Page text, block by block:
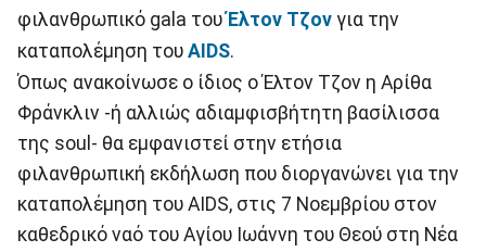
φιλανθρωπικό gala τουΈλτον Τζον για την
καταπολέμηση του AIDS.
Όπως ανακοίνωσε ο ίδιος ο Έλτον Τζον η Αρίθα
Φράνκλιν -ή αλλιώς αδιαμφισβήτητη βασίλισσα
της soul- θα εμφανιστεί στην ετήσια
φιλανθρωπική εκδήλωση που διοργανώνει για την
καταπολέμηση του AIDS, στις 7 Νοεμβρίου στον
καθεδρικό ναό του Αγίου Ιωάννη του Θεού στη Νέα